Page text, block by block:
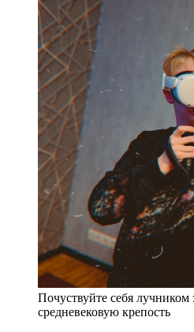
Почуствуйте себя
средневековую крепость